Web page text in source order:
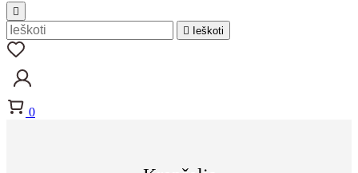


Ieškoti
0